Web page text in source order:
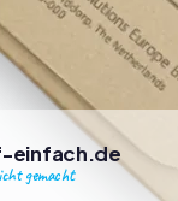
einfach.de
gemacht